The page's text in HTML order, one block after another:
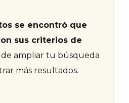
se encontró que
sus criterios de
ampliar tu búsqueda
más resultados.